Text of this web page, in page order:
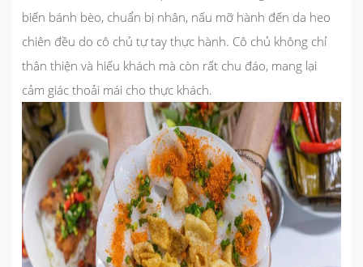
biến bánh bèo, chuẩn bị nhân, nấu mỡ hành đến da heo
chiên đều do cô chủ tự tay thực hành. Cô chủ không chỉ
thân thiện và hiếu khách mà còn rất chu đáo, mang lại
cảm giác thoải mái cho thực khách.